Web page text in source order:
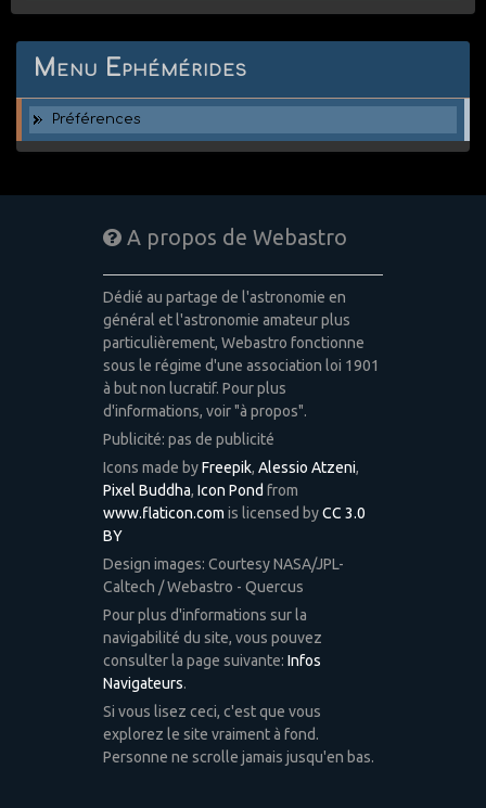
Menu Ephémérides
Préférences
A propos de Webastro
Dédié au partage de l'astronomie en
général et l'astronomie amateur plus
particulièrement, Webastro fonctionne
sous le régime d'une association loi 1901
à but non lucratif. Pour plus
d'informations, voir "à propos".
Publicité: pas de publicité
Icons made byFreepik, Alessio Atzeni,
Pixel Buddha, Icon Pond from
www.flaticon.com is licensed byCC 3.0
BY
Design images: Courtesy NASA/JPL-
Caltech / Webastro - Quercus
Pour plus d'informations sur la
navigabilité du site, vous pouvez
consulter la page suivante: Infos
Navigateurs.
Si vous lisez ceci, c'est que vous
explorez le site vraiment à fond.
Personne ne scrolle jamais jusqu'en bas.